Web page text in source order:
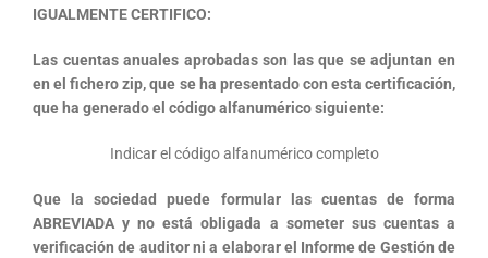
IGUALMENTE CERTIFICO:
Las cuentas anuales aprobadas son las que se adjuntan en
en el fichero zip, que se ha presentado con esta certificación,
que ha generado el código alfanumérico siguiente:
Indicar el código alfanumérico completo
Que la sociedad puede formular las cuentas de forma
ABREVIADA y no está obligada a someter sus cuentas a
verificación de auditor ni a elaborar el Informe de Gestión de